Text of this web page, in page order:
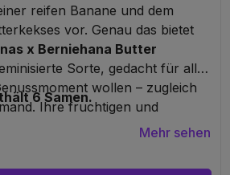
reifen Banane und dem
vor. Genau das bietet
x Berniehana Butter
Sorte, gedacht für alle,
wollen – zugleich
Ihre fruchtigen und
langanhaltende Entspannung
6 Samen.
Mehr sehen